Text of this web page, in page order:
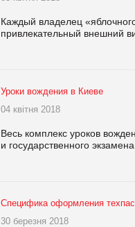
Каждый владелец
привлекательный внешний
Уроки вождения в Киеве
04 квітня 2018
Весь комплекс уроков
и государственного
Специфика оформления
30 березня 2018